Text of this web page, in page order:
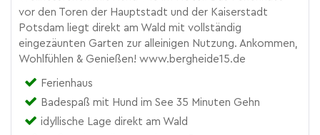
vor den Toren der Hauptstadt und der Kaiserstadt
Potsdam liegt direkt am Wald mit vollständig
eingezäunten Garten zur alleinigen Nutzung. Ankommen,
Wohlfühlen & Genießen! www.bergheide15.de
Ferienhaus
Badespaß mit Hund im See 35 Minuten Gehn
idyllische Lage direkt am Wald